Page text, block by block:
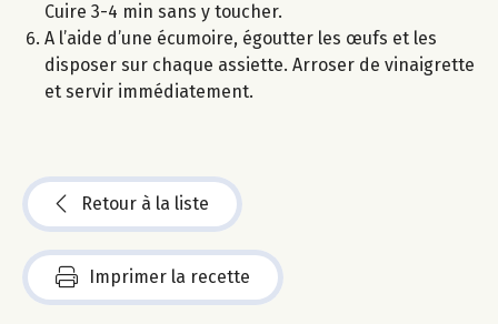
Cuire 3-4 min sans y toucher.
A l’aide d’une écumoire, égoutter les œufs et les
disposer sur chaque assiette. Arroser de vinaigrette
et servir immédiatement.
Retour à la liste
Imprimer la recette